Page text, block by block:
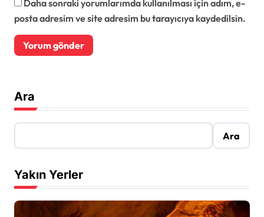
Daha sonraki yorumlarımda kullanılması için adım, e-
posta adresim ve site adresim bu tarayıcıya kaydedilsin.
Ara
Ara
Yakın Yerler